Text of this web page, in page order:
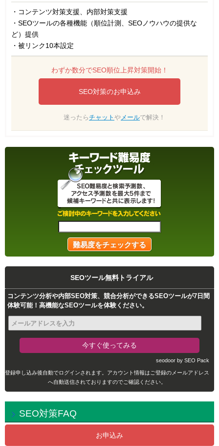
・コンテンツ対策支援、内部対策支援
・SEOツールの各種機能（順位計測、SEOノウハウの提供な
ど）提供
・被リンク10本設定
わずか数分でSEO順位上昇対策開始！
SEO対策のお申込み
迷ったらチャット やメールで解決！
SEOツール無料トライアル
コンテンツ分析や内部SEO対策、競合分析ができるSEOツールが7日間
体験可能！高機能なSEOツールを体験ください。
seodoor by SEO Pack
登録申し込み後自動でログインされます。アカウント情報はご登録のメールアドレス
へ自動送信されておりますのでご確認ください。
SEO対策FAQ
お申込み